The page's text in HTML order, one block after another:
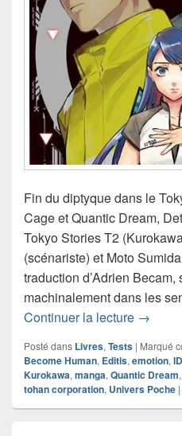
Fin du diptyque dans le
Cage et Quantic Dream,
Tokyo Stories T2
(scénariste) et Moto
traduction d’Adrien Becam,
machinalement dans les
Continuer la lecture →
Posté dans Livres, Tests | Marqué
Become Human, Editis, emotion,
Kurokawa, manga, Quantic Dream,
tohan corporation, Univers Poche |